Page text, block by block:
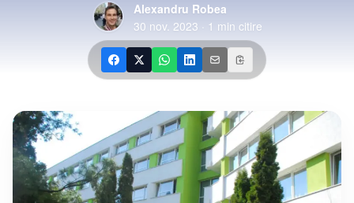
Alexandru Robea
30 nov. 2023 · 1 min citire